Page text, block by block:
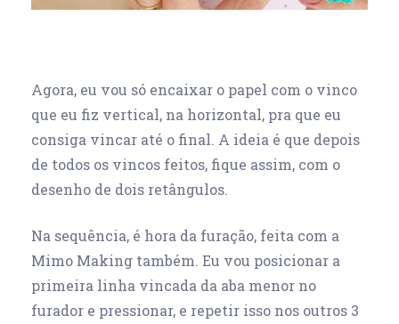
Agora, eu vou só encaixar o papel com o vinco
que eu fiz vertical, na horizontal, pra que eu
consiga vincar até o final. A ideia é que depois
de todos os vincos feitos, fique assim, com o
desenho de dois retângulos.
Na sequência, é hora da furação, feita com a
Mimo Making também. Eu vou posicionar a
primeira linha vincada da aba menor no
furador e pressionar, e repetir isso nos outros 3